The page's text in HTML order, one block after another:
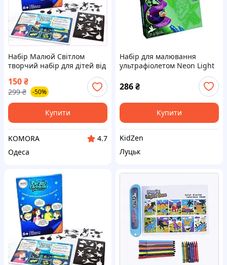
Набір Малюй Світлом
творчий набір для дітей від
3 років світні малюнки та
трафарети
150₴
299 ₴ -50%
Купити
KOMORA
4.7
Одеса
Набір для малювання
ультрафіолетом Neon Light
трафаретами
286₴
Купити
KidZen
Луцьк